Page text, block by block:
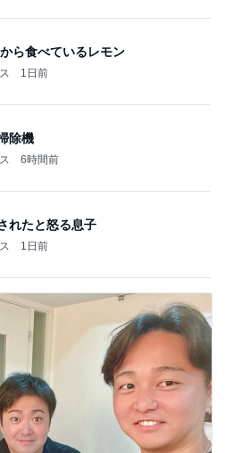
ら食べているレモン
1日前
除機
6時間前
れたと怒る息子
1日前